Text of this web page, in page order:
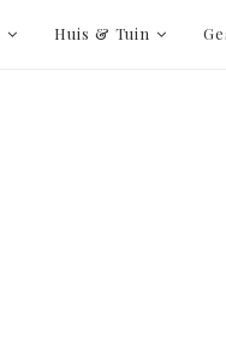
Huis & Tuin